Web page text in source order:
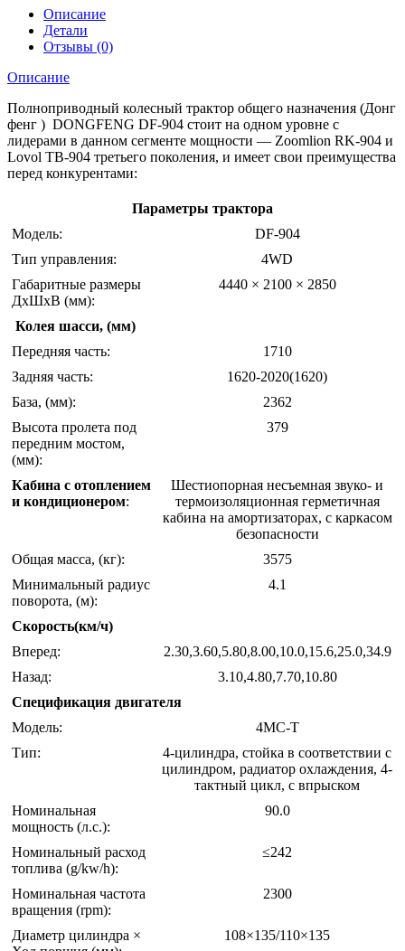
ГУ,
доп.
гидровыходы
Описание
Детали
Отзывы (0)
Описание
Полноприводный колесный трактор общего назначения (Донг
фенг ) DONGFENG DF-904 стоит на одном уровне с
лидерами в данном сегменте мощности — Zoomlion RK-904 и
Lovol TB-904 третьего поколения, и имеет свои преимущества
перед конкурентами:
Параметры трактора
Модель:
DF-904
Тип управления:
4WD
Габаритные размеры
ДхШхВ (мм):
4440 × 2100 × 2850
Колея шасси, (мм)
Передняя часть:
1710
Задняя часть:
1620-2020(1620)
База, (мм):
2362
Высота пролета под
передним мостом,
(мм):
379
Кабина с отоплением
и кондиционером:
Шестиопорная несъемная звуко- и
термоизоляционная герметичная
кабина на амортизаторах, с каркасом
безопасности
Общая масса, (кг):
3575
Минимальный радиус
поворота, (м):
4.1
Скорость(км/ч)
Вперед:
2.30,3.60,5.80,8.00,10.0,15.6,25.0,34.9
Назад:
3.10,4.80,7.70,10.80
Спецификация двигателя
Модель:
4MC-T
Тип:
4-цилиндра, стойка в соответствии с
цилиндром, радиатор охлаждения, 4-
тактный цикл, с впрыском
Номинальная
мощность (л.с.):
90.0
Номинальный расход
топлива (g/kw/h):
≤242
Номинальная частота
вращения (rpm):
2300
Диаметр цилиндра ×
108×135/110×135